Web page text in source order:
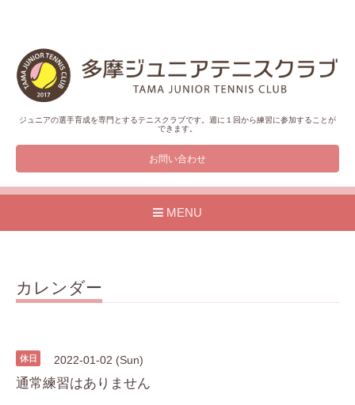
ジュニアの選手育成を専門とするテニスクラブです。週に１回から練習に参加することが
できます。
お問い合わせ
MENU
カレンダー
休日 2022-01-02 (Sun)
通常練習はありません